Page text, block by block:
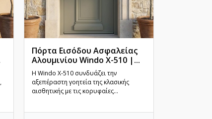
Γρήγορη προβολή
Πόρτα Εισόδου Ασφαλείας
Αλουμινίου Windo X-510 |...
Η Windo X-510 συνδυάζει την
αξεπέραστη γοητεία της κλασικής
αισθητικής με τις κορυφαίες